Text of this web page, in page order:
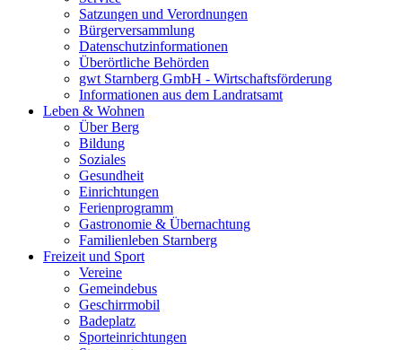
Satzungen und Verordnungen
Bürgerversammlung
Datenschutzinformationen
Überörtliche Behörden
gwt Starnberg GmbH - Wirtschaftsförderung
Informationen aus dem Landratsamt
Leben & Wohnen
Über Berg
Bildung
Soziales
Gesundheit
Einrichtungen
Ferienprogramm
Gastronomie & Übernachtung
Familienleben Starnberg
Freizeit und Sport
Vereine
Gemeindebus
Geschirrmobil
Badeplatz
Sporteinrichtungen